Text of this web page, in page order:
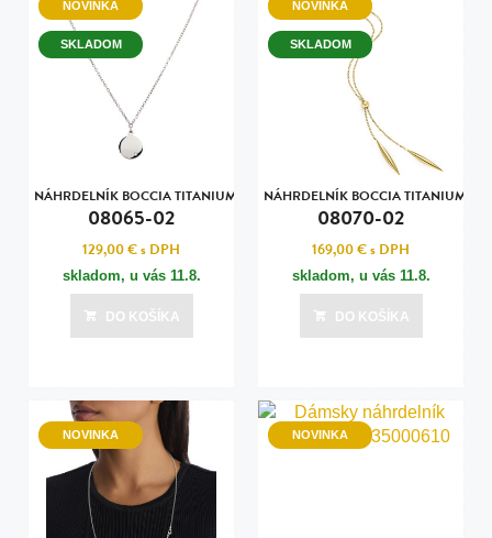
NOVINKA
SKLADOM
NÁHRDELNÍK BOCCIA TITANIUM
08065-02
129,00 €s DPH
skladom, u vás 11.8.
DO KOŠÍKA
NOVINKA
SKLADOM
NÁHRDELNÍK BOCCIA TITANIUM
08070-02
169,00 €s DPH
skladom, u vás 11.8.
DO KOŠÍKA
NOVINKA NOVINKA